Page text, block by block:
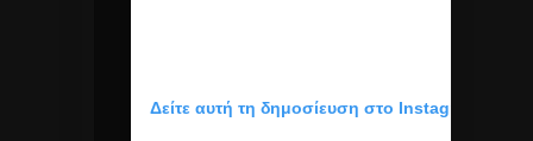
Δείτε αυτή τη δημοσίευση στο Instagram.